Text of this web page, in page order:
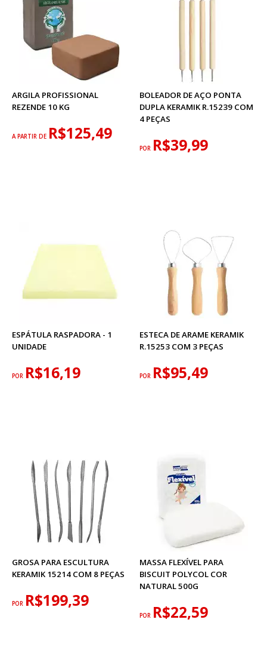
ARGILA PROFISSIONAL
REZENDE 10 KG
A PARTIR DE R$125,49
BOLEADOR DE AÇO PONTA
DUPLA KERAMIK R.15239 COM
4 PEÇAS
POR R$39,99
ESPÁTULA RASPADORA - 1
UNIDADE
POR R$16,19
ESTECA DE ARAME KERAMIK
R.15253 COM 3 PEÇAS
POR R$95,49
GROSA PARA ESCULTURA
KERAMIK 15214 COM 8 PEÇAS
POR R$199,39
MASSA FLEXÍVEL PARA
BISCUIT POLYCOL COR
NATURAL 500G
POR R$22,59